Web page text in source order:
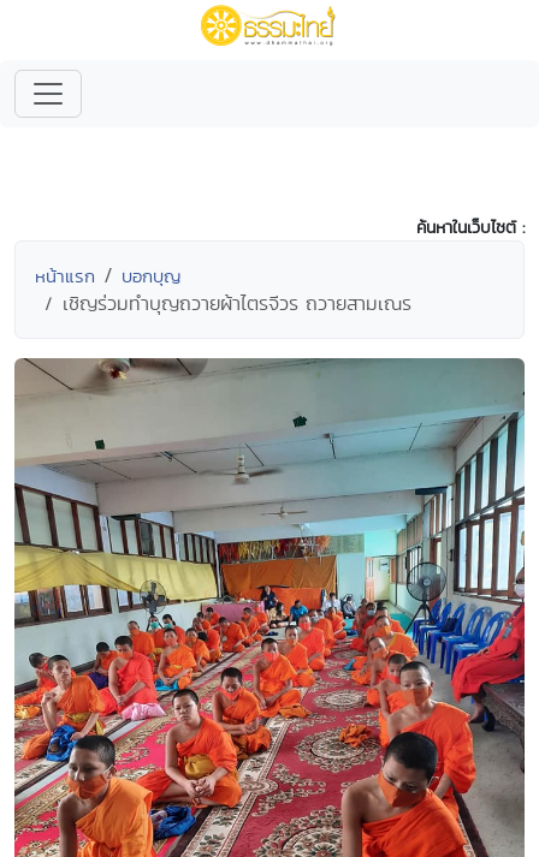
ค้นหาในเว็บไซต์ :
หน้าแรก บอกบุญ
เชิญร่วมทำบุญถวายผ้าไตรจีวร ถวายสามเณร